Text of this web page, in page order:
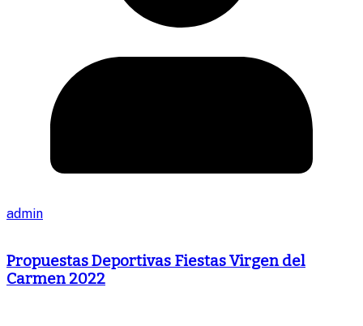
admin
Propuestas Deportivas Fiestas Virgen del
Carmen 2022